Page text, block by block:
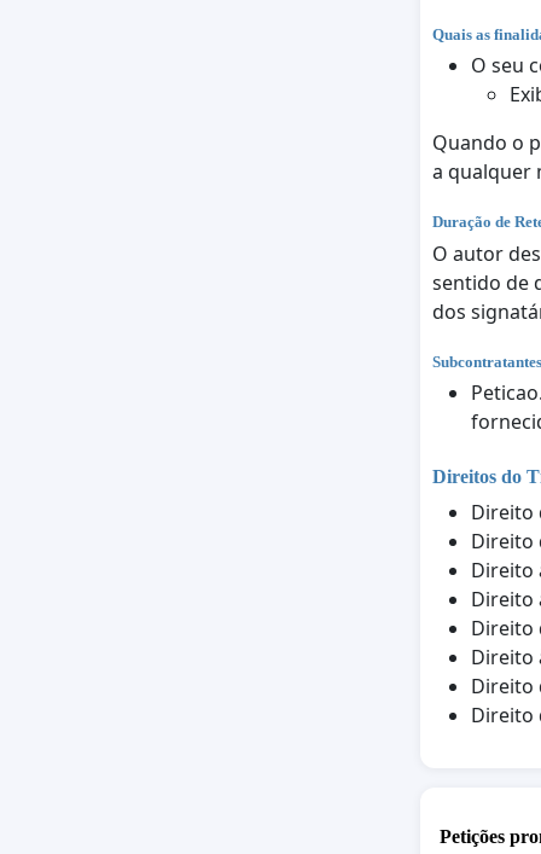
Quais as
O seu
Quando o
a qualquer
Duração de
O autor
sentido de
dos
Subcontratantes
Direitos do
Direito
Direito
Direito
Direito
Direito
Direito
Direito
Direito
Petições